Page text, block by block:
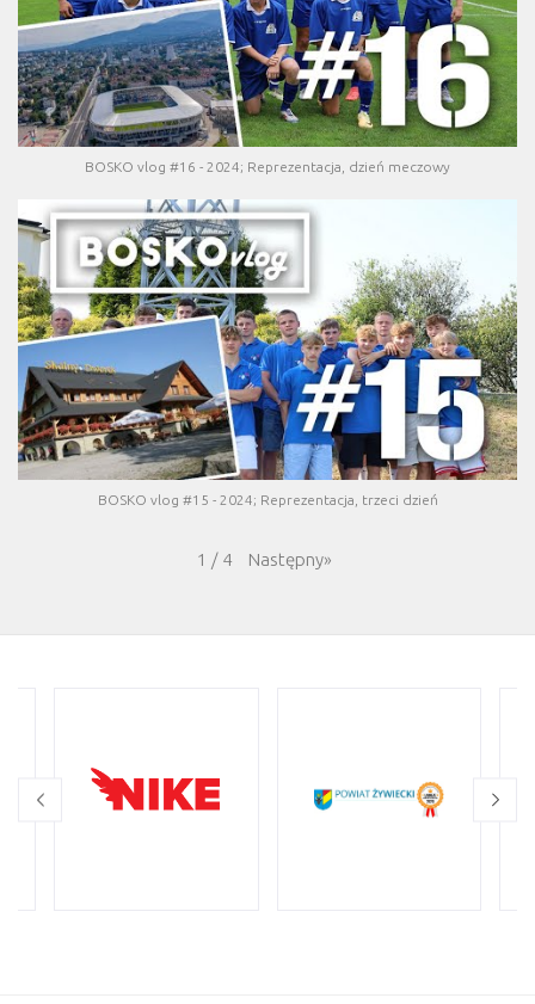
BOSKO vlog #16 - 2024; Reprezentacja, dzień meczowy
BOSKO vlog #15 - 2024; Reprezentacja, trzeci dzień
1 / 4 Następny»